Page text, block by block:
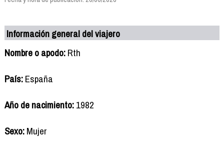
Información general del viajero
Nombre o apodo:Rth
País:España
Año de nacimiento:1982
Sexo:Mujer